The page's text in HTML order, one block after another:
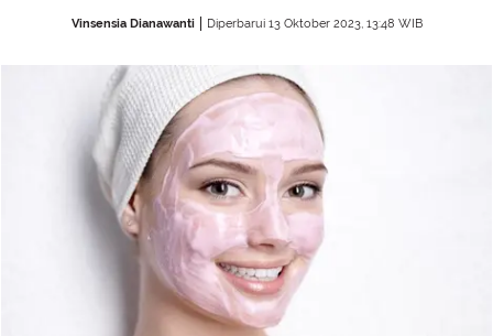
Vinsensia Dianawanti Diperbarui 13 Oktober 2023, 13:48 WIB